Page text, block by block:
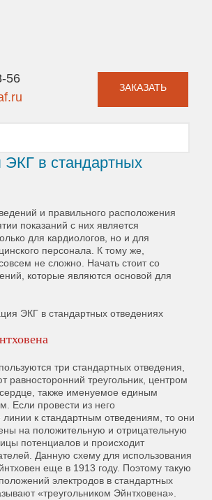
56
ЗАКАЗАТЬ
ЭКГ в стандартных
и правильного расположения
показаний с них является
для кардиологов, но и для
персонала. К тому же,
не сложно. Начать стоит со
которые являются основой для
три стандартных отведения,
равносторонний треугольник, центром
сердце, также именуемое единым
Если провести из него
к стандартным отведениям, то они
на положительную и отрицательную
потенциалов и происходит
Данную схему для использования
еще в 1913 году. Поэтому такую
электродов в стандартных
«треугольником Эйнтховена».